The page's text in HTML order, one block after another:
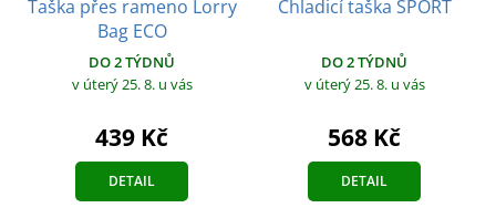
Taška přes rameno Lorry
Bag ECO
DO 2 TÝDNŮ
v úterý 25. 8. u vás
439 Kč
DETAIL
Chladicí taška SPORT
DO 2 TÝDNŮ
v úterý 25. 8. u vás
568 Kč
DETAIL